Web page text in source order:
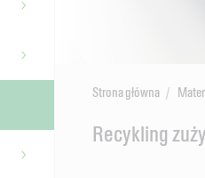
Strona główna
Recykling